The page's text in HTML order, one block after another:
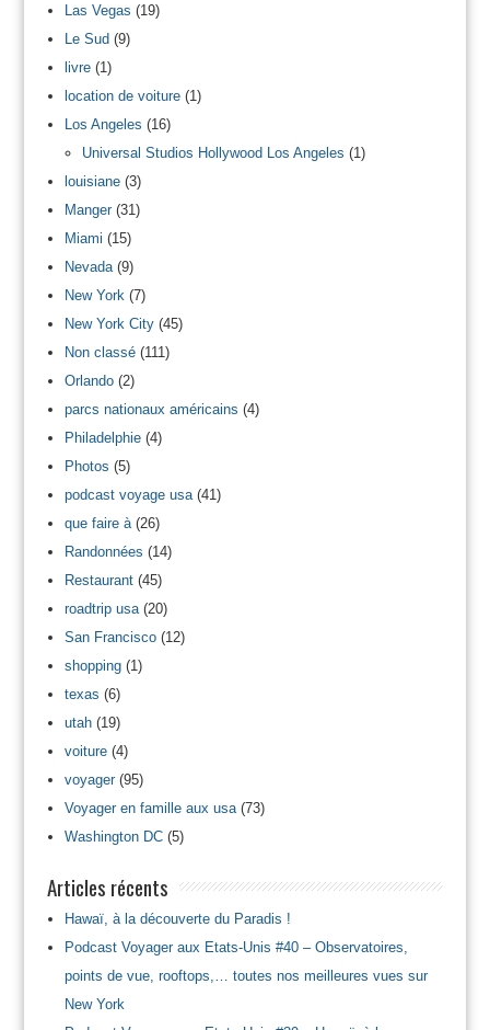
Las Vegas (19)
Le Sud(9)
livre(1)
location de voiture(1)
Los Angeles (16)
Universal Studios Hollywood Los Angeles (1)
louisiane(3)
Manger(31)
Miami (15)
Nevada(9)
New York (7)
New York City(45)
Non classé(111)
Orlando(2)
parcs nationaux américains (4)
Philadelphie(4)
Photos (5)
podcast voyage usa(41)
que faire à(26)
Randonnées (14)
Restaurant(45)
roadtrip usa(20)
San Francisco(12)
shopping(1)
texas (6)
utah(19)
voiture(4)
voyager(95)
Voyager en famille aux usa(73)
Washington DC(5)
Articles récents
Hawaï, à la découverte du Paradis !
Podcast Voyager aux Etats-Unis #40 – Observatoires,
points de vue, rooftops,… toutes nos meilleures vues sur
New York